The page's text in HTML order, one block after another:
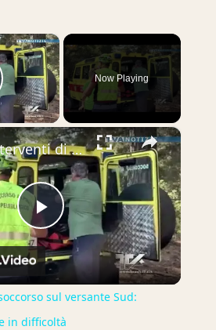
×
Video
Now Playing
×
Play
Video
Etna, interventi di soccorso sul versante Sud: supportate persone in difficoltà
sul versante Sud:
in difficoltà